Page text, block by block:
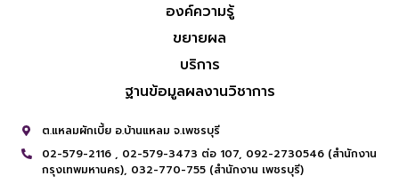
องค์ความรู้
ขยายผล
บริการ
ฐานข้อมูลผลงานวิชาการ
ต.แหลมผักเบี้ย อ.บ้านแหลม จ.เพชรบุรี
02-579-2116 , 02-579-3473 ต่อ 107, 092-2730546 (สำนักงาน
กรุงเทพมหานคร), 032-770-755 (สำนักงาน เพชรบุรี)